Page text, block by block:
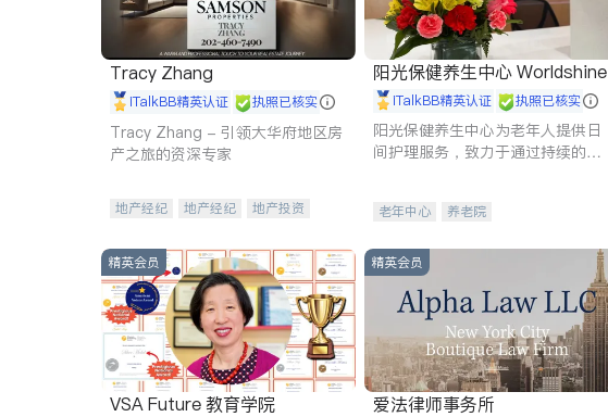
Tracy Zhang
iTalkBB精英认证 执照已核实
Tracy Zhang - 引领大华府地区房
产之旅的资深专家
地产经纪 地产经纪
地产投资
阳光保健养生中心 Worldshine
iTalkBB精英认证 执照已核实
阳光保健养生中心为老年人提供日
间护理服务，致力于通过持续的护
老年中心 养老院
精英会员
VSA Future 教育学院
精英会员
爱法律师事务所